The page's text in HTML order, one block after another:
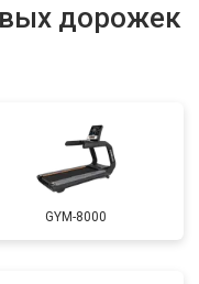
дорожек
GYM-8000